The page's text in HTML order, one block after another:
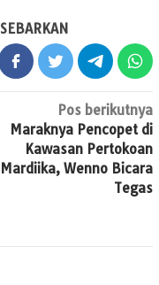
SEBARKAN
Pos berikutnya
Maraknya Pencopet di
Kawasan Pertokoan
Mardiika, Wenno Bicara
Tegas